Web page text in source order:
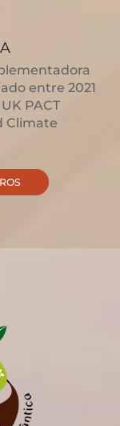
entre 2021
PACT
Climate